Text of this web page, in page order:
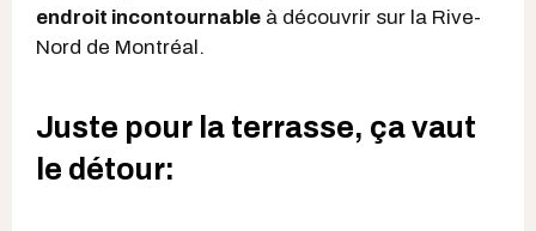
endroit incontournable à découvrir sur la Rive-
Nord de Montréal.
Juste pour la terrasse, ça vaut
le détour: